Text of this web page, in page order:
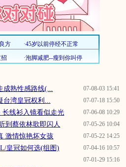
07-08-03 15:41
熟性感路线(...
07-07-18 15:50
湾皇冠权利...
07-06-08 10:29
线衫入镜看似走光
07-05-26 10:04
到蔡依林歌即闪人
07-05-22 14:25
激情惊艳坏女孩
07-04-16 10:57
皇冠如何选(组图)
07-01-29 15:16